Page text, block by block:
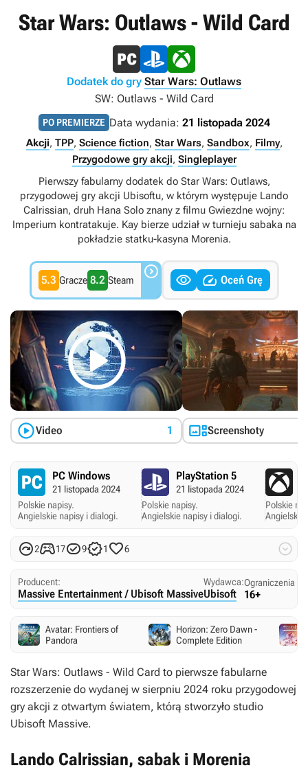
Star Wars: Outlaws - Wild Card
Dodatek do gry Star Wars: Outlaws
SW: Outlaws - Wild Card
PO PREMIERZE Data wydania: 21 listopada 2024
Akcji, TPP, Science fiction, Star Wars, Sandbox, Filmy,
Przygodowe gry akcji, Singleplayer
Pierwszy fabularny dodatek do Star Wars: Outlaws,
przygodowej gry akcji Ubisoftu, w którym występuje Lando
Calrissian, druh Hana Solo znany z filmu Gwiezdne wojny:
Imperium kontratakuje. Kay bierze udział w turnieju sabaka na
pokładzie statku-kasyna Morenia.
5.3 Gracze 8.2 Steam    Oceń Grę

Video 1 Screenshoty
PC Windows
21 listopada 2024
Polskie napisy.
Angielskie napisy i dialogi.
PlayStation 5
21 listopada 2024
Polskie napisy.
Angielskie napisy i dialogi.
Polskie
Angielskie
21791 6 
Producent:
Massive Entertainment / Ubisoft Massive
Wydawca:
Ubisoft
Ograniczenia
16+
Avatar: Frontiers of
Pandora
Horizon: Zero Dawn -
Complete Edition
Star Wars: Outlaws - Wild Card to pierwsze fabularne
rozszerzenie do wydanej w sierpniu 2024 roku przygodowej
gry akcji z otwartym światem, którą stworzyło studio
Ubisoft Massive.
Lando Calrissian, sabak i Morenia